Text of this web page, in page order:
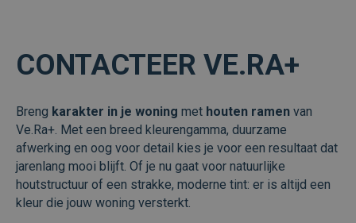
CONTACTEER VE.RA+
Breng karakter in je woning met houten ramen van
Ve.Ra+. Met een breed kleurengamma, duurzame
afwerking en oog voor detail kies je voor een resultaat dat
jarenlang mooi blijft. Of je nu gaat voor natuurlijke
houtstructuur of een strakke, moderne tint: er is altijd een
kleur die jouw woning versterkt.